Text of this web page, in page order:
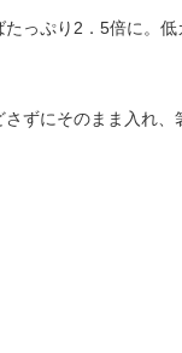
っぷり2．5倍に。
ずにそのまま入れ、